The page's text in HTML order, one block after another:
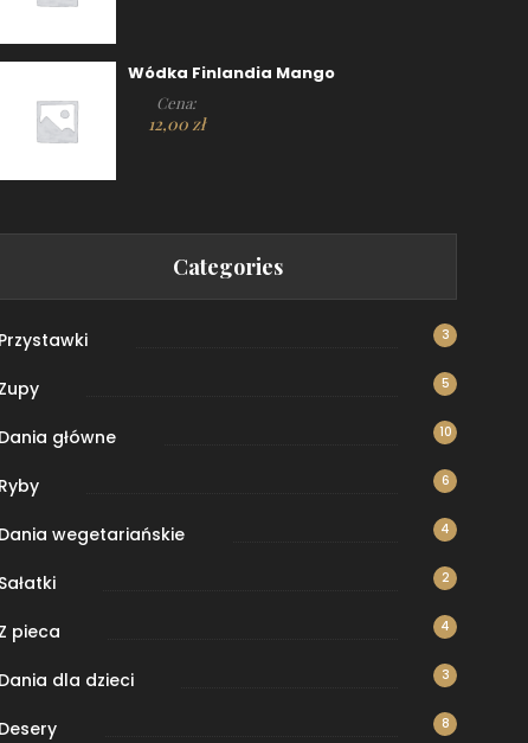
Wódka Finlandia Mango
Cena:
12,00 zł
Categories
Przystawki 3
Zupy 5
Dania główne 10
Ryby 6
Dania wegetariańskie 4
Sałatki 2
Z pieca 4
Dania dla dzieci 3
Desery 8